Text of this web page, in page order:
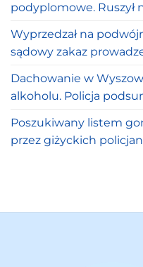
podyplomowe. Ruszył
Wyprzedzał na
sądowy zakaz
Dachowanie w
alkoholu. Policja
Poszukiwany listem
przez giżyckich